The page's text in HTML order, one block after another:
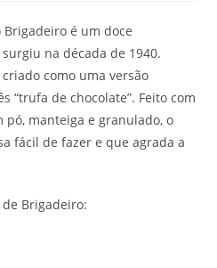
Brigadeiro é um doce
na década de 1940.
como uma versão
“trufa de chocolate”. Feito com
pó, manteiga e granulado, o
fácil de fazer e que agrada a
Brigadeiro: